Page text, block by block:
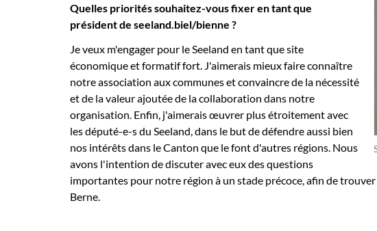
Quelles priorités souhaitez-vous fixer en tant que
président de seeland.biel/bienne ?
Je veux m'engager pour le Seeland en tant que site
économique et formatif fort. J'aimerais mieux faire connaître
notre association aux communes et convaincre de la nécessité
et de la valeur ajoutée de la collaboration dans notre
organisation. Enfin, j'aimerais œuvrer plus étroitement avec
les député-e-s du Seeland, dans le but de défendre aussi bien
nos intérêts dans le Canton que le font d'autres régions. Nous
avons l'intention de discuter avec eux des questions
importantes pour notre région à un stade précoce, afin de
Berne.